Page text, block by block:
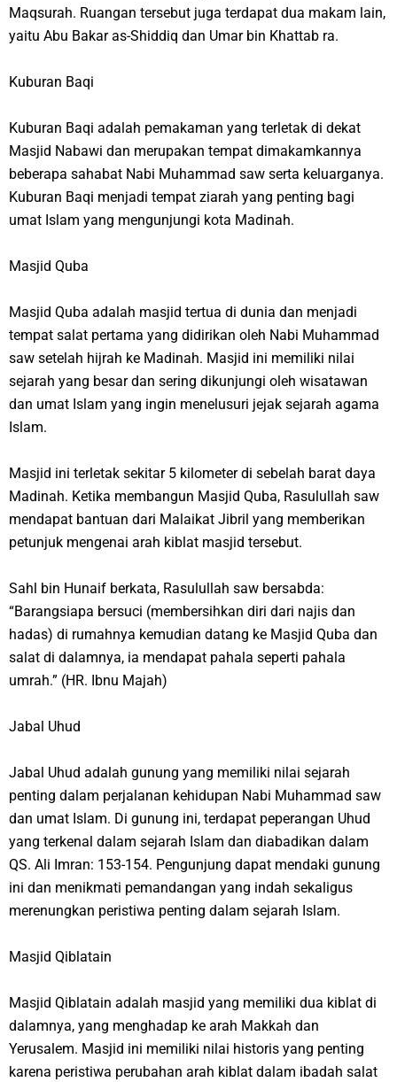
Maqsurah. Ruangan tersebut juga terdapat dua makam lain,
yaitu Abu Bakar as-Shiddiq dan Umar bin Khattab ra.
Kuburan Baqi
Kuburan Baqi adalah pemakaman yang terletak di dekat
Masjid Nabawi dan merupakan tempat dimakamkannya
beberapa sahabat Nabi Muhammad saw serta keluarganya.
Kuburan Baqi menjadi tempat ziarah yang penting bagi
umat Islam yang mengunjungi kota Madinah.
Masjid Quba
Masjid Quba adalah masjid tertua di dunia dan menjadi
tempat salat pertama yang didirikan oleh Nabi Muhammad
saw setelah hijrah ke Madinah. Masjid ini memiliki nilai
sejarah yang besar dan sering dikunjungi oleh wisatawan
dan umat Islam yang ingin menelusuri jejak sejarah agama
Islam.
Masjid ini terletak sekitar 5 kilometer di sebelah barat daya
Madinah. Ketika membangun Masjid Quba, Rasulullah saw
mendapat bantuan dari Malaikat Jibril yang memberikan
petunjuk mengenai arah kiblat masjid tersebut.
Sahl bin Hunaif berkata, Rasulullah saw bersabda:
“Barangsiapa bersuci (membersihkan diri dari najis dan
hadas) di rumahnya kemudian datang ke Masjid Quba dan
salat di dalamnya, ia mendapat pahala seperti pahala
umrah.” (HR. Ibnu Majah)
Jabal Uhud
Jabal Uhud adalah gunung yang memiliki nilai sejarah
penting dalam perjalanan kehidupan Nabi Muhammad saw
dan umat Islam. Di gunung ini, terdapat peperangan Uhud
yang terkenal dalam sejarah Islam dan diabadikan dalam
QS. Ali Imran: 153-154. Pengunjung dapat mendaki gunung
ini dan menikmati pemandangan yang indah sekaligus
merenungkan peristiwa penting dalam sejarah Islam.
Masjid Qiblatain
Masjid Qiblatain adalah masjid yang memiliki dua kiblat di
dalamnya, yang menghadap ke arah Makkah dan
Yerusalem. Masjid ini memiliki nilai historis yang penting
karena peristiwa perubahan arah kiblat dalam ibadah salat